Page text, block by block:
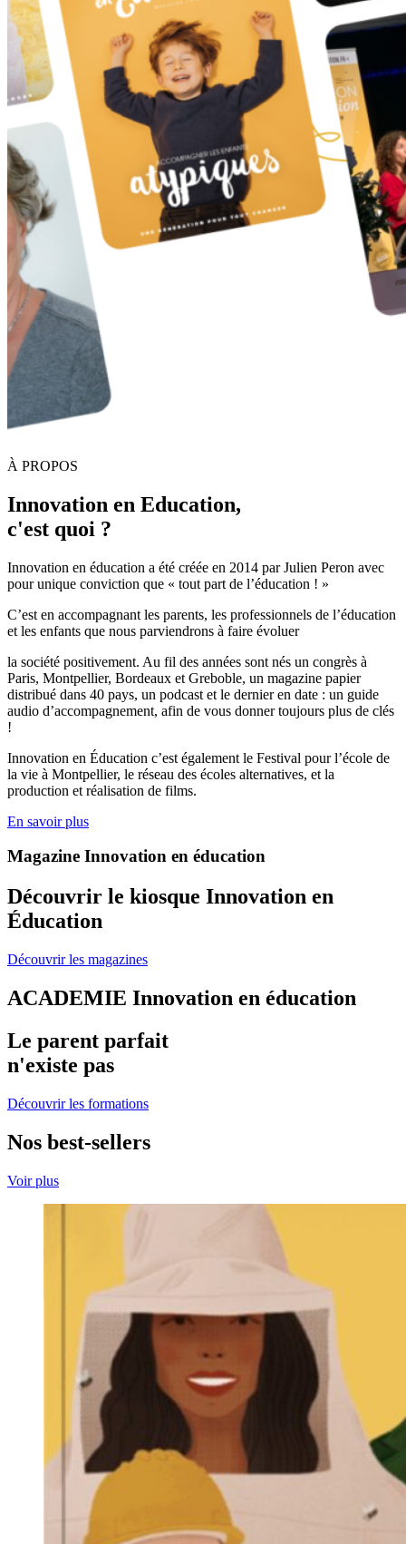
À PROPOS
Innovation en Education,
c'est quoi ?
Innovation en éducation a été créée en 2014 par Julien Peron avec
pour unique conviction que « tout part de l’éducation ! »
C’est en accompagnant les parents, les professionnels de l’éducation
et les enfants que nous parviendrons à faire évoluer
la société positivement. Au fil des années sont nés un congrès à
Paris, Montpellier, Bordeaux et Greboble, un magazine papier
distribué dans 40 pays, un podcast et le dernier en date : un guide
audio d’accompagnement, afin de vous donner toujours plus de clés
!
Innovation en Éducation c’est également le Festival pour l’école de
la vie à Montpellier, le réseau des écoles alternatives, et la
production et réalisation de films.
En savoir plus
Magazine Innovation en éducation
Découvrir le kiosque Innovation en
Éducation
Découvrir les magazines
ACADEMIE Innovation en éducation
Le parent parfait
n'existe pas
Découvrir les formations
Nos best-sellers
Voir plus